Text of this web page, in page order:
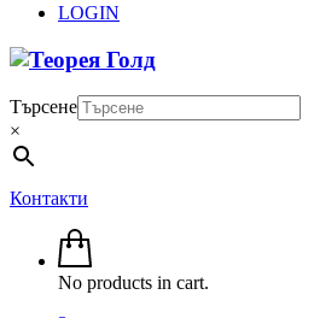
LOGIN
Търсене
×
Контакти
No products in cart.